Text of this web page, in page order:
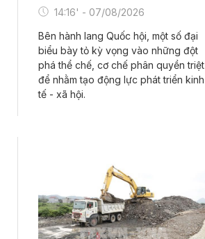
14:16' - 07/08/2026
Bên hành lang Quốc hội, một số đại
biểu bày tỏ kỳ vọng vào những đột
phá thể chế, cơ chế phân quyền triệt
để nhằm tạo động lực phát triển kinh
tế - xã hội.